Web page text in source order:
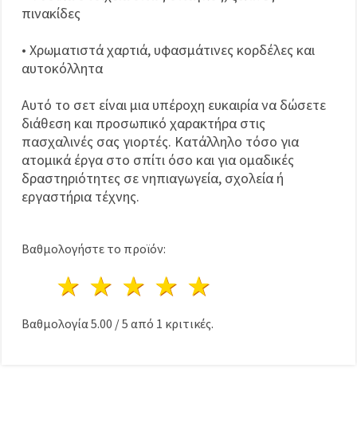
πινακίδες
• Χρωματιστά χαρτιά, υφασμάτινες κορδέλες και
αυτοκόλλητα
Αυτό το σετ είναι μια υπέροχη ευκαιρία να δώσετε
διάθεση και προσωπικό χαρακτήρα στις
πασχαλινές σας γιορτές. Κατάλληλο τόσο για
ατομικά έργα στο σπίτι όσο και για ομαδικές
δραστηριότητες σε νηπιαγωγεία, σχολεία ή
εργαστήρια τέχνης.
Βαθμολογήστε το προϊόν:
4 Αστέρια
3 Αστέρια
2 Αστέρια
1 Αστέρι
Βαθμολογία 5.00 /5 από 1 κριτικές.